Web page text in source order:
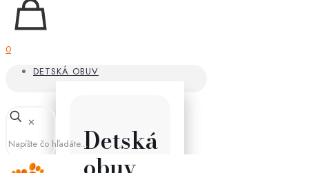
0
DETSKÁ OBUV
Detská
✕